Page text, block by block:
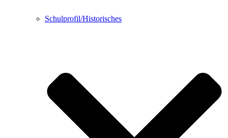
Schulprofil/Historisches